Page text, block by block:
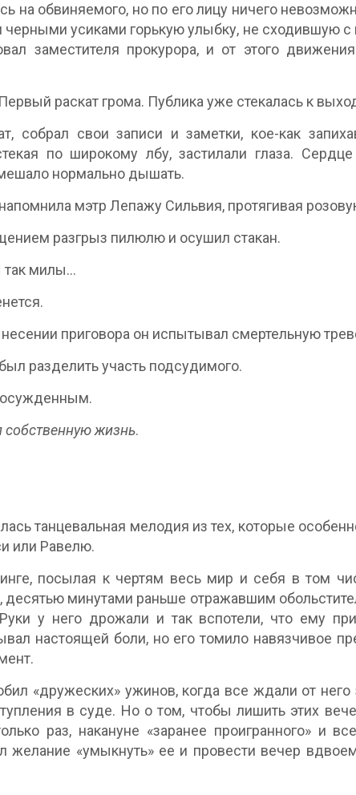
на обвиняемого, но по его лицу ничего
черными усиками горькую улыбку, не сходившую с
заместителя прокурора, и от этого
раскат грома. Публика уже стекалась к
собрал свои записи и заметки, кое-как
по широкому лбу, застилали глаза.
нормально дышать.
мэтр Лепажу Сильвия, протягивая
разгрыз пилюлю и осушил стакан.
так милы…
приговора он испытывал смертельную
разделить участь подсудимого.
жизнь.
танцевальная мелодия из тех, которые
или Равелю.
посылая к чертям весь мир и себя в том
десятью минутами раньше отражавшим
у него дрожали и так вспотели, что ему
настоящей боли, но его томило навязчивое
«дружеских» ужинов, когда все ждали от него
в суде. Но о том, чтобы лишить этих
раз, накануне «заранее проигранного» и
желание «умыкнуть» ее и провести вечер